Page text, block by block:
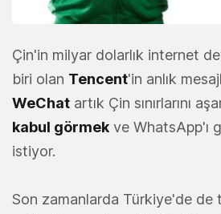
Çin'in milyar dolarlık internet
biri olan Tencent'in anlık
WeChat artık Çin sınırlarını
kabul görmek ve WhatsApp'ı
istiyor.
Son zamanlarda Türkiye'de de